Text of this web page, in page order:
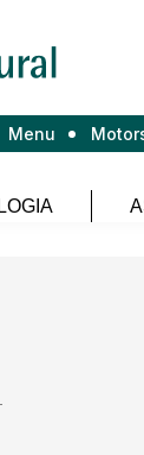
Menu